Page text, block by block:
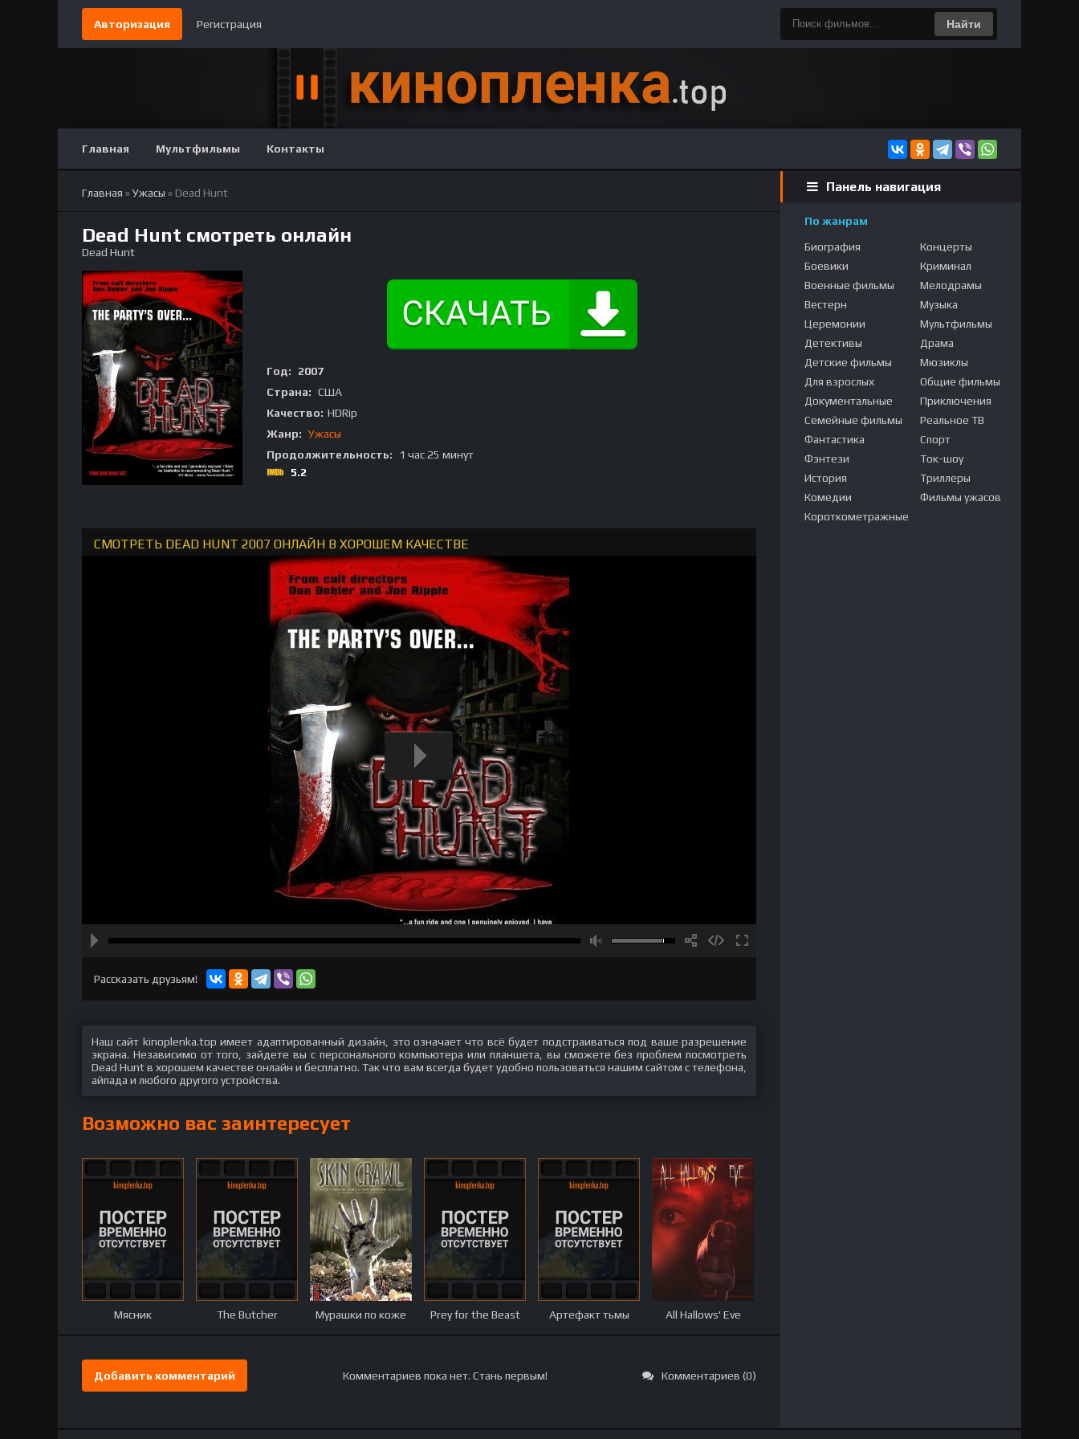
Авторизация Регистрация Найти
Главная Мультфильмы Контакты
Главная »Ужасы » Dead Hunt
Dead Hunt смотреть онлайн
Dead Hunt
Год:
2007
Страна: США
Качество: HDRip
Жанр: Ужасы
Продолжительность:
1 час 25 минут
5.2
СМОТРЕТЬ DEAD HUNT 2007 ОНЛАЙН В ХОРОШЕМ КАЧЕСТВЕ
Рассказать друзьям!
Наш сайт kinoplenka.top имеет адаптированный дизайн, это означает что всё будет подстраиваться под ваше разрешение
экрана. Независимо от того, зайдете вы с персонального компьютера или планшета, вы сможете без проблем посмотреть
Dead Hunt в хорошем качестве онлайн и бесплатно. Так что вам всегда будет удобно пользоваться нашим сайтом с телефона,
айпада и любого другого устройства.
Возможно вас заинтересует
Мясник The Butcher Мурашки по коже Prey for the Beast Артефакт тьмы All Hallows' Eve
Добавить комментарий Комментариев пока нет. Стань первым! Комментариев (0)
Панель навигация
По жанрам
Биография
Боевики
Военные фильмы
Вестерн
Церемонии
Детективы
Детские фильмы
Для взрослых
Документальные
Семейные фильмы
Фантастика
Фэнтези
История
Комедии
Короткометражные
Концерты
Криминал
Мелодрамы
Музыка
Мультфильмы
Драма
Мюзиклы
Общие фильмы
Приключения
Реальное ТВ
Спорт
Ток-шоу
Триллеры
Фильмы ужасов